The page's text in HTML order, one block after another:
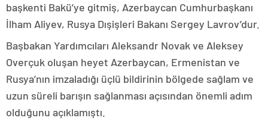
başkenti Bakü’ye gitmiş, Azerbaycan Cumhurbaşkanı
İlham Aliyev, Rusya Dışişleri Bakanı Sergey Lavrov’dur.
Başbakan Yardımcıları Aleksandr Novak ve Aleksey
Overçuk oluşan heyet Azerbaycan, Ermenistan ve
Rusya’nın imzaladığı üçlü bildirinin bölgede sağlam ve
uzun süreli barışın sağlanması açısından önemli adım
olduğunu açıklamıştı.